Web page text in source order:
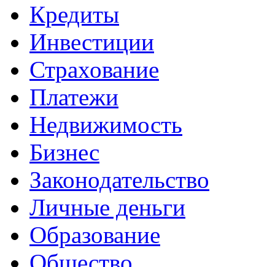
Кредиты
Инвестиции
Страхование
Платежи
Недвижимость
Бизнес
Законодательство
Личные деньги
Образование